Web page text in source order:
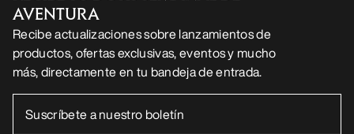
AVENTURA
Recibe actualizaciones sobre lanzamientos de
productos, ofertas exclusivas, eventos y mucho
más, directamente en tu bandeja de entrada.